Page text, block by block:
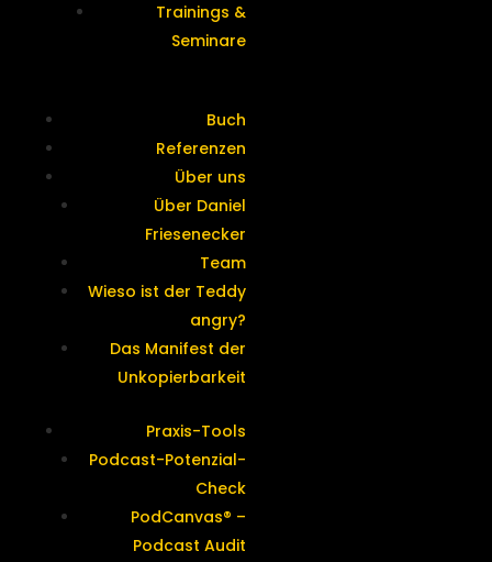
Trainings &
Seminare
Buch
Referenzen
Über uns
Über Daniel
Friesenecker
Team
Wieso ist der Teddy
angry?
Das Manifest der
Unkopierbarkeit
Praxis-Tools
Podcast-Potenzial-
Check
PodCanvas® –
Podcast Audit